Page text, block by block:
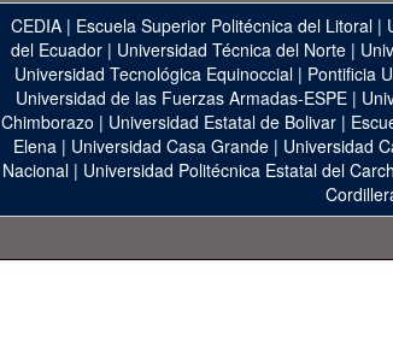
CEDIA | Escuela Superior Politécnica del Litoral |
del Ecuador| Universidad Técnica del Norte|
Universidad Tecnológica Equinoccial| Pontificia
Universidad de las Fuerzas Armadas-ESPE |
Chimborazo | Universidad Estatal de Bolivar|
Elena | Universidad Casa Grande | Universidad
Nacional | Universidad Politécnica Estatal del